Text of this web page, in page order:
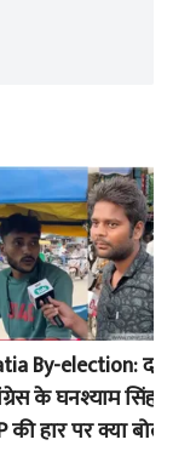
By-election:
के घनश्याम सिंह ने
की हार पर क्या